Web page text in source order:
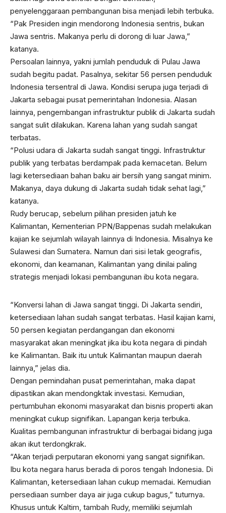
penyelenggaraan pembangunan bisa menjadi lebih terbuka.
“Pak Presiden ingin mendorong Indonesia sentris, bukan
Jawa sentris. Makanya perlu di dorong di luar Jawa,”
katanya.
Persoalan lainnya, yakni jumlah penduduk di Pulau Jawa
sudah begitu padat. Pasalnya, sekitar 56 persen penduduk
Indonesia tersentral di Jawa. Kondisi serupa juga terjadi di
Jakarta sebagai pusat pemerintahan Indonesia. Alasan
lainnya, pengembangan infrastruktur publik di Jakarta sudah
sangat sulit dilakukan. Karena lahan yang sudah sangat
terbatas.
“Polusi udara di Jakarta sudah sangat tinggi. Infrastruktur
publik yang terbatas berdampak pada kemacetan. Belum
lagi ketersediaan bahan baku air bersih yang sangat minim.
Makanya, daya dukung di Jakarta sudah tidak sehat lagi,”
katanya.
Rudy berucap, sebelum pilihan presiden jatuh ke
Kalimantan, Kementerian PPN/Bappenas sudah melakukan
kajian ke sejumlah wilayah lainnya di Indonesia. Misalnya ke
Sulawesi dan Sumatera. Namun dari sisi letak geografis,
ekonomi, dan keamanan, Kalimantan yang dinilai paling
strategis menjadi lokasi pembangunan ibu kota negara.
“Konversi lahan di Jawa sangat tinggi. Di Jakarta sendiri,
ketersediaan lahan sudah sangat terbatas. Hasil kajian kami,
50 persen kegiatan perdangangan dan ekonomi
masyarakat akan meningkat jika ibu kota negara di pindah
ke Kalimantan. Baik itu untuk Kalimantan maupun daerah
lainnya,” jelas dia.
Dengan pemindahan pusat pemerintahan, maka dapat
dipastikan akan mendongktak investasi. Kemudian,
pertumbuhan ekonomi masyarakat dan bisnis properti akan
meningkat cukup signifikan. Lapangan kerja terbuka.
Kualitas pembangunan infrastruktur di berbagai bidang juga
akan ikut terdongkrak.
“Akan terjadi perputaran ekonomi yang sangat signifikan.
Ibu kota negara harus berada di poros tengah Indonesia. Di
Kalimantan, ketersediaan lahan cukup memadai. Kemudian
persediaan sumber daya air juga cukup bagus,” tuturnya.
Khusus untuk Kaltim, tambah Rudy, memiliki sejumlah